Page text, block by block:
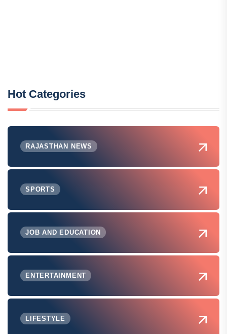
Hot Categories
RAJASTHAN NEWS
SPORTS
JOB AND EDUCATION
ENTERTAINMENT
LIFESTYLE